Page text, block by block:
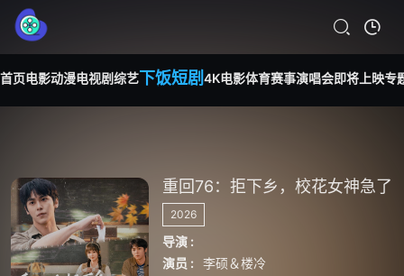
首页电影动漫电视剧综艺下饭短剧 4K电影体育赛事演唱会即将上映专
重回76：拒下乡，校花女神急了
2026
导演 :
演员 :
李硕＆楼冷